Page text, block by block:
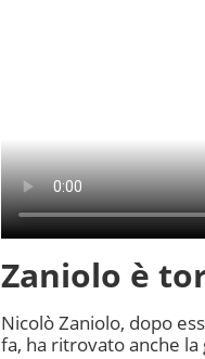
Zaniolo è
Nicolò Zaniolo, dopo
fa, ha ritrovato anche